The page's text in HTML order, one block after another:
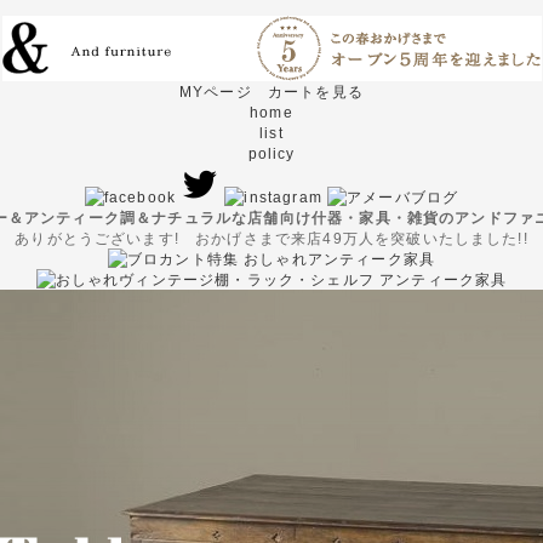
MYページ
カートを見る
home
list
policy
＆アンティーク調＆ナチュラルな店舗向け什器・家具・雑貨のアンドファ
ありがとうございます! おかげさまで来店49万人を突破いたしました!!